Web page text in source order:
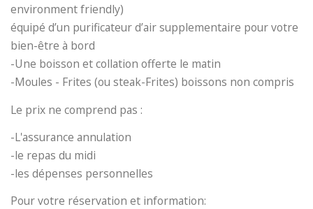
environment friendly)
équipé d’un purificateur d’air supplementaire pour votre
bien-être à bord
-Une boisson et collation offerte le matin
-Moules - Frites (ou steak-Frites) boissons non compris
Le prix ne comprend pas :
-L'assurance annulation
-le repas du midi
-les dépenses personnelles
Pour votre réservation et information: